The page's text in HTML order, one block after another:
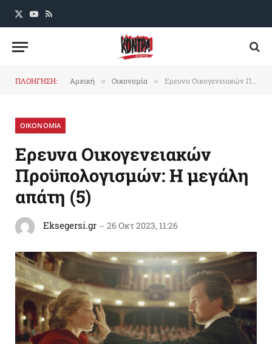
X
YouTube
RSS
ΠΛΟΗΓΗΣΗ: Αρχική » Οικονομία » Ερευνα Οικογενειακών Προϋπολογισμών: Η μεγάλη απάτη (5)
ΟΙΚΟΝΟΜΙΑ
Ερευνα Οικογενειακών
Προϋπολογισμών: Η μεγάλη
απάτη (5)
Eksegersi.gr 26 Οκτ 2023, 11:26